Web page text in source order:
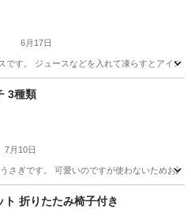
6月17日
です。 ジュースなどを入れて凍らすとアイ
クラフトパンチ 3種類
7月10日
さぎです。 可愛いのですが使わないためお
ト 折りたたみ椅子付き